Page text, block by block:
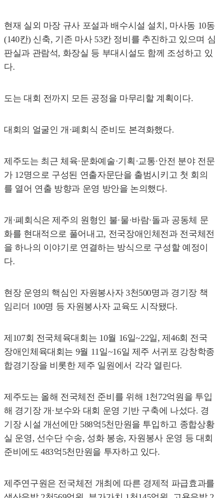
현재 실외 마장 규사 포설과 배수시설 설치, 마사동 10동
(140칸) 신축, 기존 마사 53칸 정비를 추진하고 있으며 심
판실과 관람석, 화장실 등 부대시설도 함께 조성하고 있
다.
도는 대회 전까지 모든 공정을 마무리할 계획이다.
대회의 얼굴인 개·폐회식 준비도 본격화했다.
제주도는 최근 체육·문화예술·기획·교통·안전 분야 전문
가 12명으로 구성된 연출자문단을 출범시키고 첫 회의
를 열어 연출 방향과 운영 방안을 논의했다.
개·폐회식은 제주의 원형인 불·물·바람·돌과 공동체 문
화를 현대적으로 풀어내고, 전국장애인체전과 전국체전
을 하나의 이야기로 연결하는 방식으로 구성할 예정이
다.
현장 운영의 핵심인 자원봉사자 3천500명과 경기장 책
임리더 100명 등 자원봉사자 교육도 시작됐다.
제107회 전국체육대회는 10월 16일~22일, 제46회 전국
장애인체육대회는 9월 11일~16일 제주 서귀포 강창학종
합경기장을 비롯한 제주 일원에서 각각 열린다.
제주도는 올해 전국체전 준비를 위해 1천72억원을 투입
해 경기장 개·보수와 대회 운영 기반 구축에 나섰다. 경
기장 시설 개선에만 588억5천만원을 투입하고 종합상황
실 운영, 선수단 수송, 성화 봉송, 자원봉사 운영 등 대회
준비에도 483억5천만원을 투자하고 있다.
제주연구원은 전국체전 개최에 따른 경제적 파급효과를